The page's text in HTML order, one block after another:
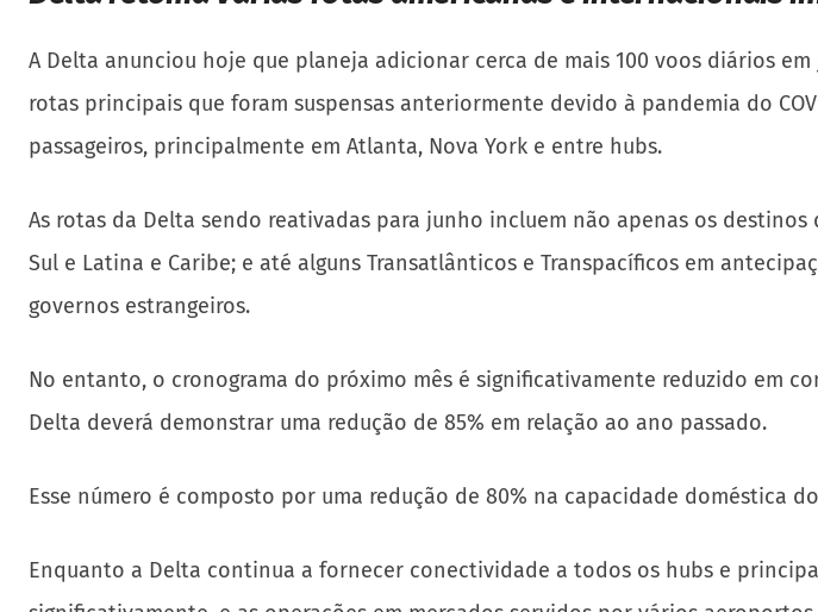
A Delta anunciou hoje que planeja adicionar cerca de mais 100 voos diários
rotas principais que foram suspensas anteriormente devido à pandemia do
passageiros, principalmente em Atlanta, Nova York e entre hubs.
As rotas da Delta sendo reativadas para junho incluem não apenas os
Sul e Latina e Caribe; e até alguns Transatlânticos e Transpacíficos em
governos estrangeiros.
No entanto, o cronograma do próximo mês é significativamente reduzido em
Delta deverá demonstrar uma redução de 85% em relação ao ano passado.
Esse número é composto por uma redução de 80% na capacidade doméstica
Enquanto a Delta continua a fornecer conectividade a todos os hubs e